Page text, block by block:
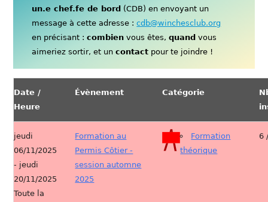
un.e chef.fe de bord (CDB) en envoyant un
message à cette adresse :cdb@winchesclub.org
en précisant :combien vous êtes,quand vous
aimeriez sortir, et uncontact pour te joindre !
Date /
Heure
Évènement Catégorie
jeudi
06/11/2025
- jeudi
20/11/2025
Toute la
Formation au
Permis Côtier -
session automne
2025
Formation
théorique
6